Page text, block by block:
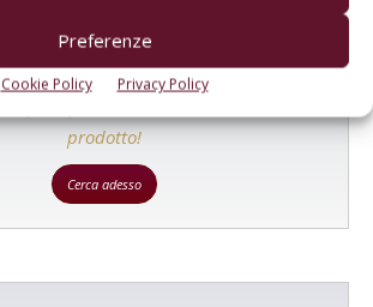
Preferenze
Cookie Policy Privacy Policy
Aziende e Prodotti
prodotto!
Cerca adesso